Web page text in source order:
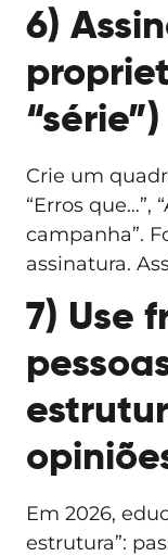
6)
“série”)
Crie um
“Erros que…”,
campanha”.
assinatura.
7) Use
Em 2026,
estrutura”: